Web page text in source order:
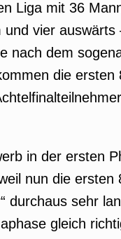
Liga mit 36
vier
dem
die
in der ersten
nun die
durchaus sehr
gleich